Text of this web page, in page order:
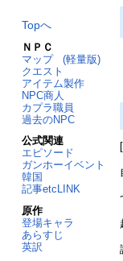
Topへ
ＮＰＣ
マップ
(軽量版)
クエスト
アイテム製作
NPC商人
カプラ職員
過去のNPC
公式関連
エピソード
ガンホーイベント
韓国
記事etcLINK
原作
登場キャラ
あらすじ
英訳